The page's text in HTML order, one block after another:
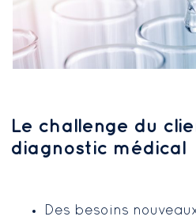
Le challenge du
diagnostic médical
Des besoins